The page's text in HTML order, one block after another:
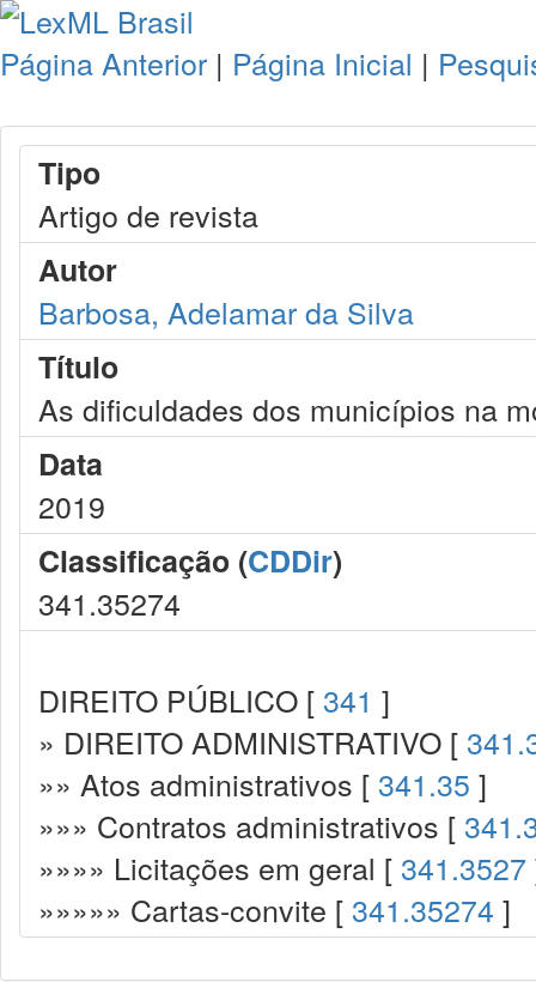
Página Anterior | Página Inicial |
Tipo
Artigo de revista
Autor
Barbosa, Adelamar da Silva
Título
As dificuldades dos municípios na
Data
2019
Classificação (CDDir)
341.35274
DIREITO PÚBLICO [ 341 ]
» DIREITO ADMINISTRATIVO [
»» Atos administrativos [ 341.35 ]
»»» Contratos administrativos [
»»»» Licitações em geral [ 341.3527
»»»»» Cartas-convite [ 341.35274 ]